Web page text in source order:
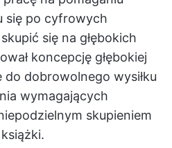
się po cyfrowych
się na głębokich
koncepcję głębokiej
do dobrowolnego wysiłku
wymagających
skupieniem